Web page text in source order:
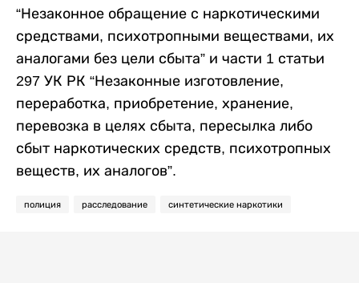
“Незаконное обращение с наркотическими
средствами, психотропными веществами, их
аналогами без цели сбыта” и части 1 статьи
297 УК РК “Незаконные изготовление,
переработка, приобретение, хранение,
перевозка в целях сбыта, пересылка либо
сбыт наркотических средств, психотропных
веществ, их аналогов”.
полиция расследование синтетические наркотики